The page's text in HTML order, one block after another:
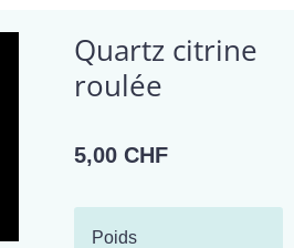
Quartz citrine
roulée
5,00 CHF
Poids